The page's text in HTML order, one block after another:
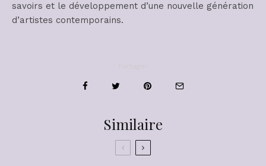
savoirs et le développement d’une nouvelle génération
d’artistes contemporains.
Similaire